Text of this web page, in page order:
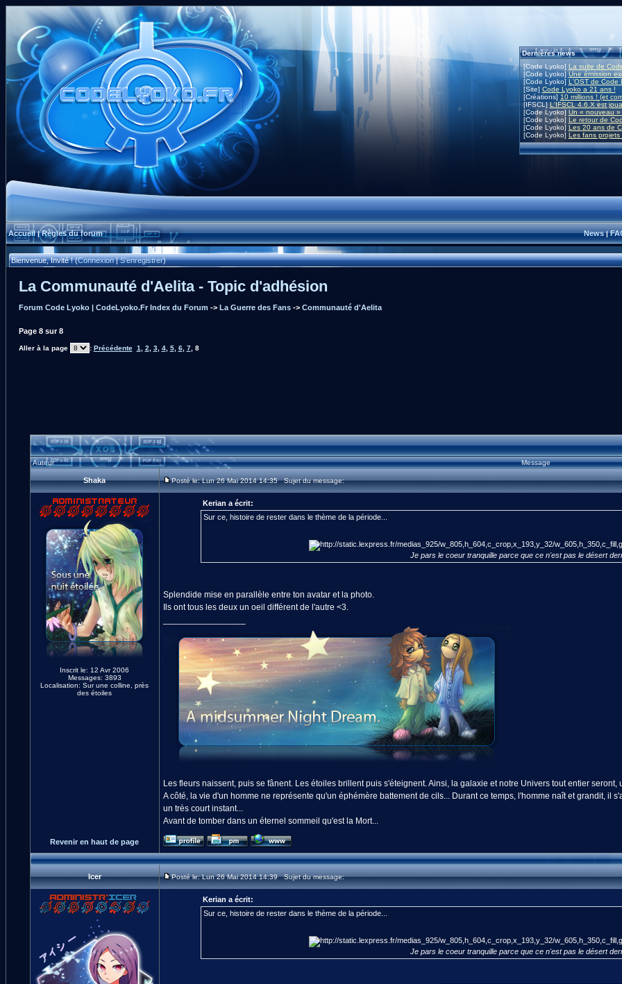
Dernières news
[Code Lyoko] La suite de
[Code Lyoko]Une émission
[Code Lyoko] L'OST de Code
[Site] Code Lyoko a 21 ans !
[Créations] 10 millions ! (et
[IFSCL]L'IFSCL 4.6.X est
[Code Lyoko] Un « nouveau »
[Code Lyoko] Le retour de
[Code Lyoko] Les 20 ans de
[Code Lyoko] Les fans projets
Accueil|Règles du forum News|
Bienvenue, Invité ! (Connexion|S'enregistrer)
La Communauté d'Aelita - Topic d'adhésion
Forum Code Lyoko | CodeLyoko.Fr Index du Forum -> La Guerre des Fans-> Communauté d'Aelita
Page 8sur8
Aller à la page : Précédente 1 2 3, 4, 5, 6, 7, 8
Auteur Message
Shaka Posté le: Lun 26 Mai 2014 14:35 Sujet du message:
Inscrit le: 12 Avr 2006
Messages: 3893
Localisation: Sur une colline, près
des étoiles
Kerian a écrit:
Sur ce, histoire de rester dans le thème de la période...
Je pars le coeur tranquille parce que ce n'est pas le désert
Splendide mise en parallèle entre ton avatar et la photo.
Ils ont tous les deux un oeil différent de l'autre <3.
Les fleurs naissent, puis se fânent. Les étoiles brillent puis s'éteignent. Ainsi, la galaxie et notre Univers tout entier seront,
A côté, la vie d'un homme ne représente qu'un éphémère battement de cils... Durant ce temps, l'homme naît et grandit, il
un très court instant...
Avant de tomber dans un éternel sommeil qu'est la Mort...
Revenir en haut de page
Icer Posté le: Lun 26 Mai 2014 14:39 Sujet du message:
Kerian a écrit:
Sur ce, histoire de rester dans le thème de la période...
Je pars le coeur tranquille parce que ce n'est pas le désert